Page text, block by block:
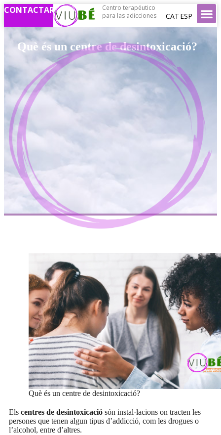
CONTACTAR
Centro terapéutico
para las adicciones
CAT ESP
Què és un centre de desintoxicació?
Què és un centre de desintoxicació?
Els centres de desintoxicació són instal·lacions on tracten les
persones que tenen algun tipus d’addicció, com les drogues o
l’alcohol, entre d’altres.